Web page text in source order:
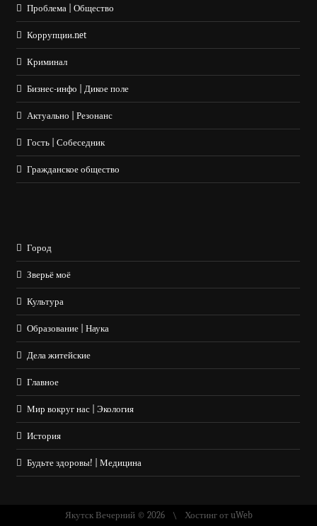
Проблема | Общество
Коррупции.net
Криминал
Бизнес-инфо | Дикое поле
Актуально | Резонанс
Гость | Собеседник
Гражданское общество
Город
Зверьё моё
Культура
Образование | Наука
Дела житейские
Главное
Мир вокруг нас | Экология
История
Будьте здоровы! | Медицина
Якутск Вечерний © 2026 Хостинг от uWeb